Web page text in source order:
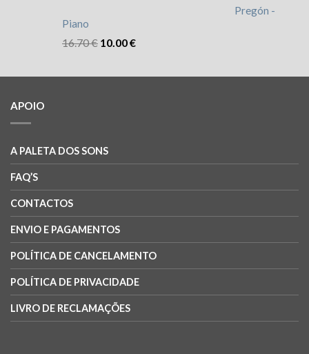
Pregón -
Piano
16.70€ 10.00€
APOIO
A PALETA DOS SONS
FAQ’S
CONTACTOS
ENVIO E PAGAMENTOS
POLÍTICA DE CANCELAMENTO
POLÍTICA DE PRIVACIDADE
LIVRO DE RECLAMAÇÕES